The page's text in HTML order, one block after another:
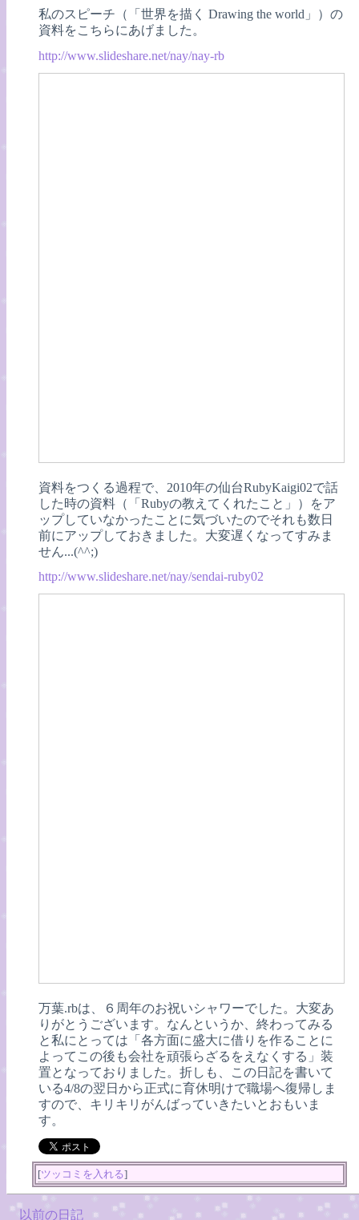
私のスピーチ（「世界を描く Drawing the world」）の
資料をこちらにあげました。
http://www.slideshare.net/nay/nay-rb
資料をつくる過程で、2010年の仙台RubyKaigi02で話
した時の資料（「Rubyの教えてくれたこと」）をア
ップしていなかったことに気づいたのでそれも数日
前にアップしておきました。大変遅くなってすみま
せん...(^^;)
http://www.slideshare.net/nay/sendai-ruby02
万葉.rbは、６周年のお祝いシャワーでした。大変あ
りがとうございます。なんというか、終わってみる
と私にとっては「各方面に盛大に借りを作ることに
よってこの後も会社を頑張らざるをえなくする」装
置となっておりました。折しも、この日記を書いて
いる4/8の翌日から正式に育休明けで職場へ復帰しま
すので、キリキリがんばっていきたいとおもいま
す。
[ツッコミを入れる]
以前の日記